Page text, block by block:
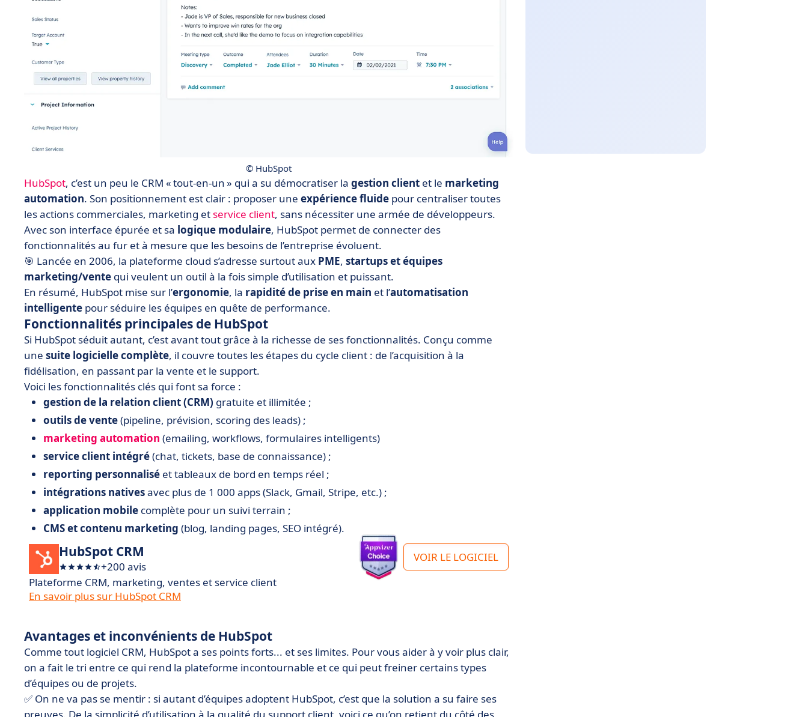
© HubSpot
HubSpot, c’est un peu le CRM « tout-en-un » qui a su démocratiser la gestion client et le marketing
automation. Son positionnement est clair : proposer une expérience fluide pour centraliser toutes
les actions commerciales, marketing etservice client, sans nécessiter une armée de développeurs.
Avec son interface épurée et sa logique modulaire, HubSpot permet de connecter des
fonctionnalités au fur et à mesure que les besoins de l’entreprise évoluent.
🎯 Lancée en 2006, la plateforme cloud s’adresse surtout aux PME, startups et équipes
marketing/vente qui veulent un outil à la fois simple d’utilisation et puissant.
En résumé, HubSpot mise sur l’ergonomie, la rapidité de prise en main et l’automatisation
intelligente pour séduire les équipes en quête de performance.
Fonctionnalités principales de HubSpot
Si HubSpot séduit autant, c’est avant tout grâce à la richesse de ses fonctionnalités. Conçu comme
une suite logicielle complète, il couvre toutes les étapes du cycle client : de l’acquisition à la
fidélisation, en passant par la vente et le support.
Voici les fonctionnalités clés qui font sa force :
gestion de la relation client (CRM) gratuite et illimitée ;
outils de vente(pipeline, prévision, scoring des leads) ;
marketing automation (emailing, workflows, formulaires intelligents)
service client intégré(chat, tickets, base de connaissance) ;
reporting personnalisé et tableaux de bord en temps réel ;
intégrations nativesavec plus de 1 000 apps (Slack, Gmail, Stripe, etc.) ;
application mobile complète pour un suivi terrain ;
CMS et contenu marketing (blog, landing pages, SEO intégré).
HubSpot CRM
+200 avis
VOIR LE LOGICIEL
Plateforme CRM, marketing, ventes et service client
En savoir plus sur HubSpot CRM
Avantages et inconvénients de HubSpot
Comme tout logiciel CRM, HubSpot a ses points forts... et ses limites. Pour vous aider à y voir plus clair,
on a fait le tri entre ce qui rend la plateforme incontournable et ce qui peut freiner certains types
d’équipes ou de projets.
✅ On ne va pas se mentir : si autant d’équipes adoptent HubSpot, c’est que la solution a su faire ses